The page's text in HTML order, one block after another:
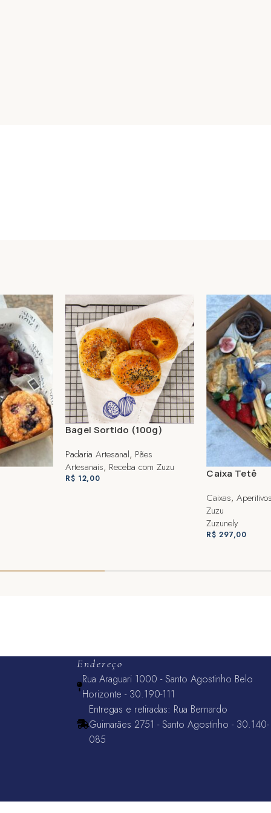
Bagel Sortido (100g)
Padaria Artesanal, Pães
Artesanais, Receba com Zuzu
R$ 12,00 Caixa Tetê
Caixas,
Zuzu
Zuzunely
R$ 297,00
Endereço
Rua Araguari 1000 - Santo Agostinho Belo
Horizonte - 30.190-111
Entregas e retiradas: Rua Bernardo
Guimarães 2751 - Santo Agostinho - 30.140-
085